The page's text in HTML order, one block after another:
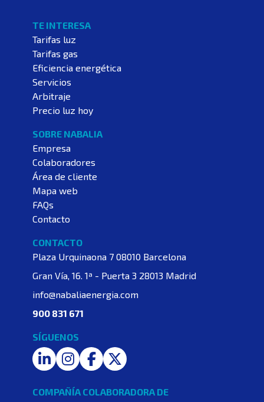
CONTACTO
Plaza Urquinaona 7 08010 Barcelona
Gran Vía, 16. 1ª - Puerta 3 28013 Madrid
info@nabaliaenergia.com
900 831 671
TE INTERESA
Tarifas luz
Tarifas gas
Eficiencia energética
Servicios
Arbitraje
Precio luz hoy
SOBRE NABALIA
Empresa
Colaboradores
Área de cliente
Mapa web
FAQs
Contacto
SÍGUENOS
LinkedInInstagram
FacebookTwitter
COMPAÑÍA COLABORADORA DE